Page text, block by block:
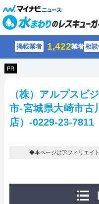
掲載業者 1,422業者相
PR
（株）アルプスビ
市-宮城県大崎市古
店）-0229-23-7811
◆本ページはアフィリエイ